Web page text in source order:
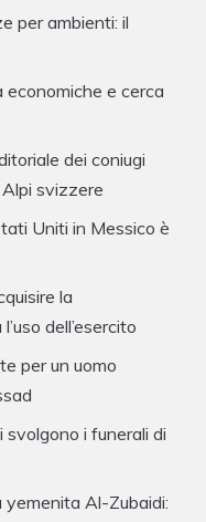
per ambienti: il
e cerca
dei coniugi
svizzere
Uniti in Messico è
la
dell’esercito
per un uomo
i funerali di
yemenita Al-Zubaidi: